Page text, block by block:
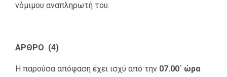
νόμιμου αναπληρωτή του.
ΑΡΘΡΟ (4)
Η παρούσα απόφαση έχει ισχύ από την 07.00΄ ώρα